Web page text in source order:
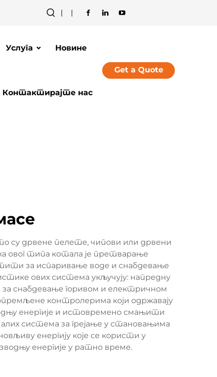
Услуга Новине
Контактирајте нас
Get a Quote
су дрвене пелете, чипови или дрвени
овог типа котала је претварање
за испаривање воде и снабдевање
ових система укључују: напредну
снабдевање горивом и електричном
контролерима који одржавају
енергије и истовремено смањити
система за грејање у становањима
енергију које се користи у
енергије у ратно време.